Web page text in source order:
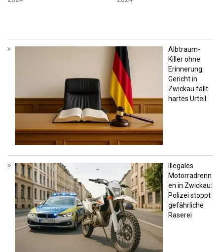
Albtraum-
Killer ohne
Erinnerung:
Gericht in
Zwickau fällt
hartes Urteil
Illegales
Motorradrenn
en in Zwickau:
Polizei stoppt
gefährliche
Raserei